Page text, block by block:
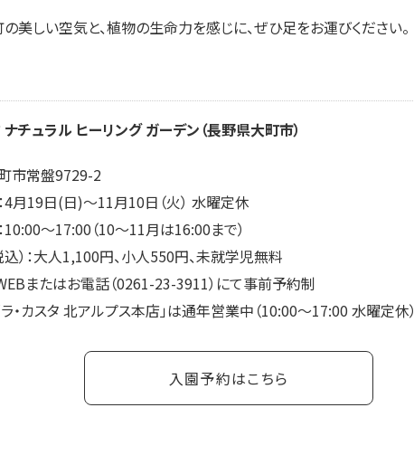
美しい空気と、植物の生命力を感じに、ぜひ足をお運びください。
ナチュラル ヒーリング ガーデン（長野県大町市）
市常盤9729-2
4月19日(日)～11月10日（火） 水曜定休
10:00～17:00（10～11月は16:00まで）
込）：大人1,100円、小人550円、未就学児無料
またはお電話（0261-23-3911）にて事前予約制
ラ・カスタ 北アルプス本店」は通年営業中（10:00～17:00 水曜定休）
入園予約はこちら